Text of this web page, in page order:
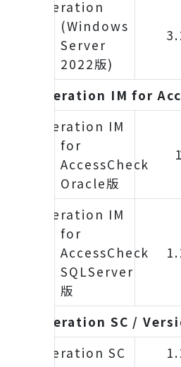
iDoperation
(Windows
Server
2022版)
iDoperation IM for
iDoperation IM
for
AccessCheck
Oracle版
iDoperation IM
for
AccessCheck
SQLServer
版
iDoperation SC /
iDoperation SC